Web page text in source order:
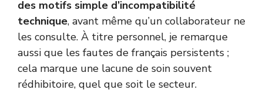
des motifs simple d’incompatibilité
technique, avant même qu’un collaborateur ne
les consulte. À titre personnel, je remarque
aussi que les fautes de français persistents ;
cela marque une lacune de soin souvent
rédhibitoire, quel que soit le secteur.